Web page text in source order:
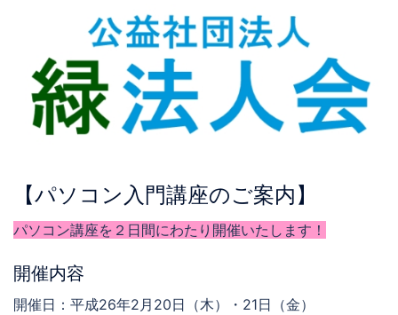
【パソコン入門講座のご案内】
パソコン講座を２日間にわたり開催いたします！
開催内容
開催日：平成26年2月20日（木）・21日（金）